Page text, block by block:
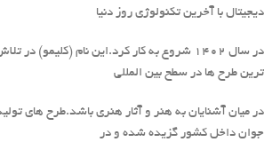
دیجیتال با آخرین تکنولوژی روز دنیا
در سال 1402 شروع به کار کرد.این نام
ترین طرح ها در سطح بین المللی
در میان آشنایان به هنر و آثار هنری باشد.طرح های
جوان داخل کشور گزیده شده و در